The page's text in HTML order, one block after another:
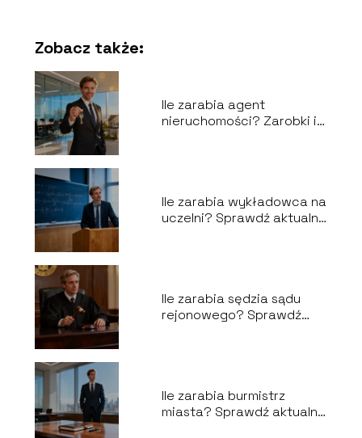
Zobacz także:
Ile zarabia agent
nieruchomości? Zarobki i
Ile zarabia wykładowca na
uczelni? Sprawdź aktualne
Ile zarabia sędzia sądu
rejonowego? Sprawdź
Ile zarabia burmistrz
miasta? Sprawdź aktualne